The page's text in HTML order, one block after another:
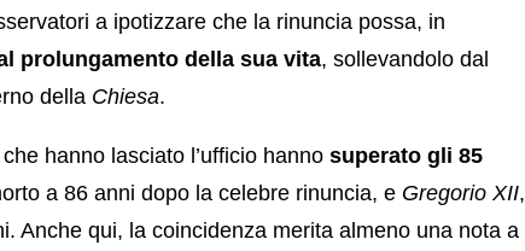
a ipotizzare che la rinuncia possa, in
prolungamento della sua vita, sollevandolo dal
della Chiesa.
che hanno lasciato l’ufficio hanno superato gli 85
a 86 anni dopo la celebre rinuncia, e Gregorio XII,
Anche qui, la coincidenza merita almeno una nota a